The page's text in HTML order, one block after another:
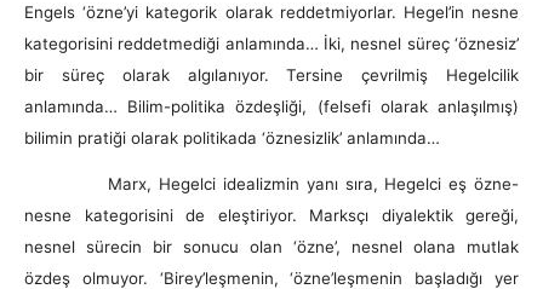
Engels ‘özne’yi kategorik olarak reddetmiyorlar. Hegel’in nesne
kategorisini reddetmediği anlamında… İki, nesnel süreç ‘öznesiz’
bir süreç olarak algılanıyor. Tersine çevrilmiş Hegelcilik
anlamında… Bilim-politika özdeşliği, (felsefi olarak anlaşılmış)
bilimin pratiği olarak politikada ‘öznesizlik’ anlamında…
Marx, Hegelci idealizmin yanı sıra, Hegelci eş özne-
nesne kategorisini de eleştiriyor. Marksçı diyalektik gereği,
nesnel sürecin bir sonucu olan ‘özne’, nesnel olana mutlak
özdeş olmuyor. ‘Birey’leşmenin, ‘özne’leşmenin başladığı yer